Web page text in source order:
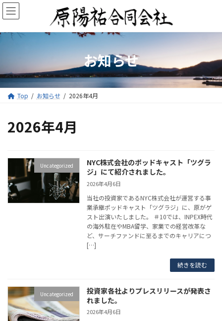
コ
ン
ン
キ
ッ
ナ
ビ
ー
に
移
お知らせ
Top お知らせ 2026年4月
2026年4月
Uncategorized
NYC株式会社のポッドキャスト「ツグラ
ジ」にて紹介されました。
2026年4月6日
当社の投資家であるNYC株式会社が運営する事
業承継ポッドキャスト「ツグラジ」に、原がゲ
スト出演いたしました。 ＃10では、INPEX時代
の海外駐在やMBA留学、家業での経営改革な
ど、サーチファンドに至るまでのキャリアにつ
[…]
続きを読む
Uncategorized
投資家各社よりプレスリリースが発表さ
れました。
2026年4月6日